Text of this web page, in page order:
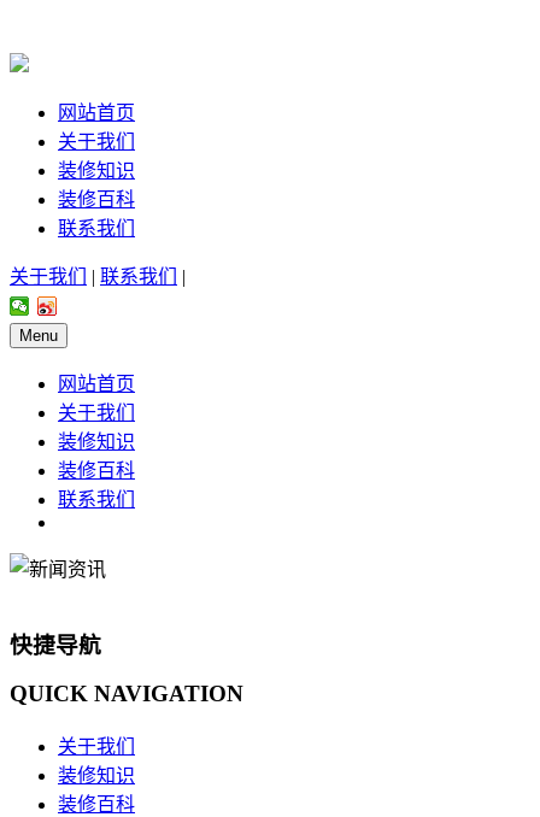
网站首页
关于我们
装修知识
装修百科
联系我们
关于我们 | 联系我们 |
Menu
网站首页
关于我们
装修知识
装修百科
联系我们
快捷导航
QUICK NAVIGATION
关于我们
装修知识
装修百科